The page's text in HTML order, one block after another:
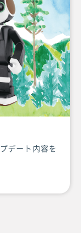
デート内容を